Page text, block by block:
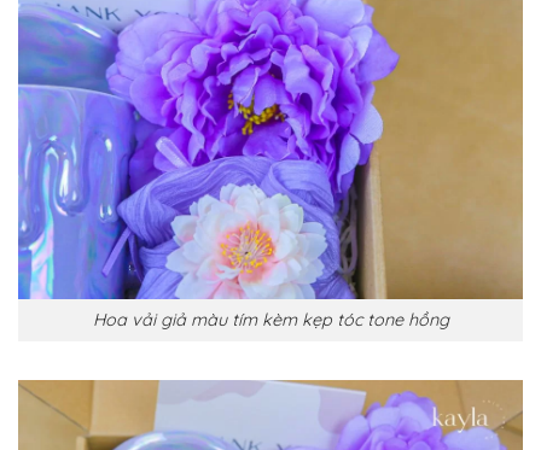
Hoa vải giả màu tím kèm kẹp tóc tone hồng